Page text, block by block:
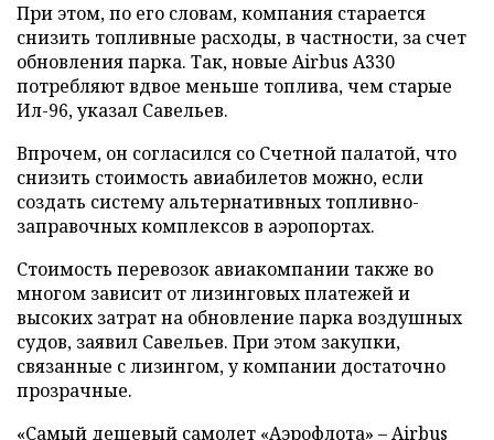
При этом, по его словам, компания старается
снизить топливные расходы, в частности, за счет
обновления парка. Так, новые Airbus A330
потребляют вдвое меньше топлива, чем старые
Ил-96, указал Савельев.
Впрочем, он согласился со Счетной палатой, что
снизить стоимость авиабилетов можно, если
создать систему альтернативных топливно-
заправочных комплексов в аэропортах.
Стоимость перевозок авиакомпании также во
многом зависит от лизинговых платежей и
высоких затрат на обновление парка воздушных
судов, заявил Савельев. При этом закупки,
связанные с лизингом, у компании достаточно
прозрачные.
«Самый дешевый самолет «Аэрофлота» – Airbus